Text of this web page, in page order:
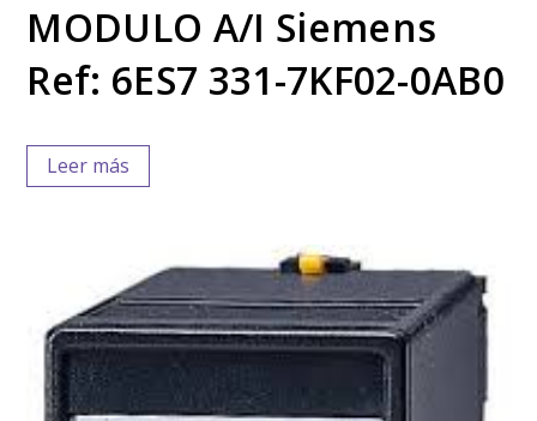
MODULO A/I Siemens
Ref: 6ES7 331-7KF02-0AB0
Leer más